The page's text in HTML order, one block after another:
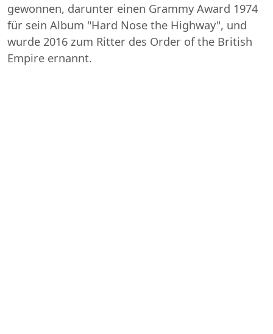
gewonnen, darunter einen Grammy Award 1974
für sein Album "Hard Nose the Highway", und
wurde 2016 zum Ritter des Order of the British
Empire ernannt.